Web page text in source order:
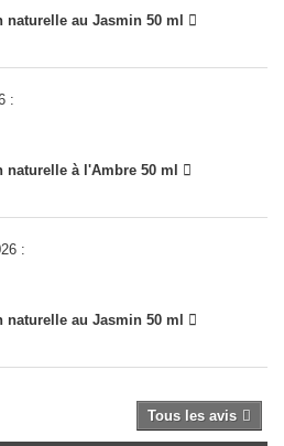
naturelle au Jasmin 50 ml
:
naturelle à l'Ambre 50 ml
:
naturelle au Jasmin 50 ml
Tous les avis